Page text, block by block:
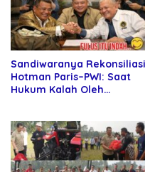
Sandiwaranya Rekonsiliasi
Hotman Paris–PWI: Saat
Hukum Kalah Oleh